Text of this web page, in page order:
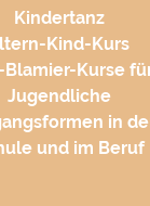
Kindertanz
Kind-Kurs
Blamier-Kurse
Jugendliche
in
und im Beruf